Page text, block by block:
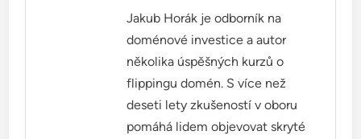
Jakub Horák je odborník na
doménové investice a autor
několika úspěšných kurzů o
flippingu domén. S více než
deseti lety zkušeností v oboru
pomáhá lidem objevovat skryté